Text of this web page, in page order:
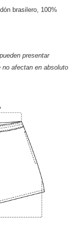
brasilero, 100%
presentar
afectan en absoluto